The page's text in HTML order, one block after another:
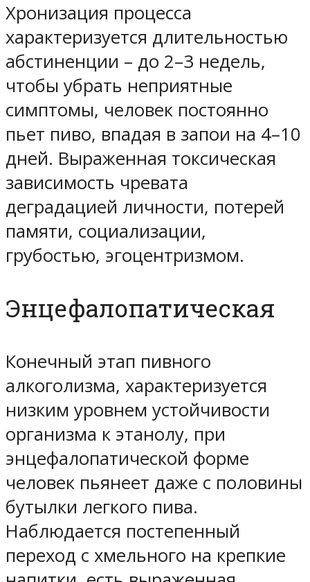
Хронизация процесса
характеризуется длительностью
абстиненции – до 2–3 недель,
чтобы убрать неприятные
симптомы, человек постоянно
пьет пиво, впадая в запои на 4–10
дней. Выраженная токсическая
зависимость чревата
деградацией личности, потерей
памяти, социализации,
грубостью, эгоцентризмом.
Энцефалопатическая
Конечный этап пивного
алкоголизма, характеризуется
низким уровнем устойчивости
организма к этанолу, при
энцефалопатической форме
человек пьянеет даже с половины
бутылки легкого пива.
Наблюдается постепенный
переход с хмельного на крепкие